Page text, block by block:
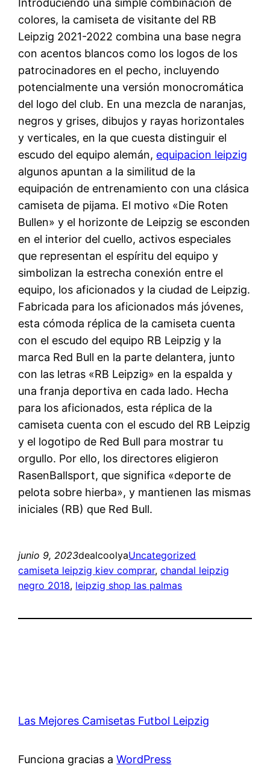
Introduciendo una simple combinación de
colores, la camiseta de visitante del RB
Leipzig 2021-2022 combina una base negra
con acentos blancos como los logos de los
patrocinadores en el pecho, incluyendo
potencialmente una versión monocromática
del logo del club. En una mezcla de naranjas,
negros y grises, dibujos y rayas horizontales
y verticales, en la que cuesta distinguir el
escudo del equipo alemán, equipacion leipzig
algunos apuntan a la similitud de la
equipación de entrenamiento con una clásica
camiseta de pijama. El motivo «Die Roten
Bullen» y el horizonte de Leipzig se esconden
en el interior del cuello, activos especiales
que representan el espíritu del equipo y
simbolizan la estrecha conexión entre el
equipo, los aficionados y la ciudad de Leipzig.
Fabricada para los aficionados más jóvenes,
esta cómoda réplica de la camiseta cuenta
con el escudo del equipo RB Leipzig y la
marca Red Bull en la parte delantera, junto
con las letras «RB Leipzig» en la espalda y
una franja deportiva en cada lado. Hecha
para los aficionados, esta réplica de la
camiseta cuenta con el escudo del RB Leipzig
y el logotipo de Red Bull para mostrar tu
orgullo. Por ello, los directores eligieron
RasenBallsport, que significa «deporte de
pelota sobre hierba», y mantienen las mismas
iniciales (RB) que Red Bull.
junio 9, 2023dealcoolyaUncategorized
camiseta leipzig kiev comprar, chandal leipzig
negro 2018, leipzig shop las palmas
Las Mejores Camisetas Futbol Leipzig
Funciona gracias aWordPress